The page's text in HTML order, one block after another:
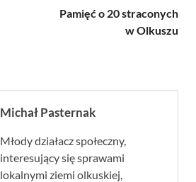
Pamięć o 20 straconych
w Olkuszu
Michał Pasternak
Młody działacz społeczny,
interesujący się sprawami
lokalnymi ziemi olkuskiej,